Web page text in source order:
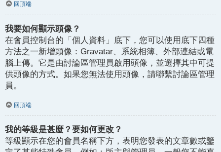
回頂端
我要如何顯示頭像？
在會員控制台的「個人資料」底下，您可以使用底下四種
方法之一新增頭像：Gravatar、系統相簿、外部連結或電
腦上傳。它是由討論區管理員啟用頭像，並選擇其中可提
供頭像的方式。如果您無法使用頭像，請聯繫討論區管理
員。
回頂端
我的等級是甚麼？要如何更改？
等級顯示在您的會員名稱下方，表明您發表的文章數或鑒